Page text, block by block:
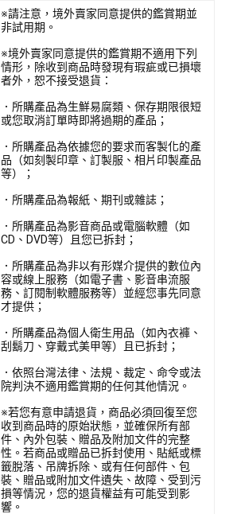
※請注意，境外賣家同意提供的鑑賞期並
非試用期。
※境外賣家同意提供的鑑賞期不適用下列
情形，除收到商品時發現有瑕疵或已損壞
者外，恕不接受退貨：
．所購產品為生鮮易腐類、保存期限很短
或您取消訂單時即將過期的產品；
．所購產品為依據您的要求而客製化的產
品（如刻製印章、訂製服、相片印製產品
等）；
．所購產品為報紙、期刊或雜誌；
．所購產品為影音商品或電腦軟體（如
CD、DVD等）且您已拆封；
．所購產品為非以有形媒介提供的數位內
容或線上服務（如電子書、影音串流服
務、訂閱制軟體服務等）並經您事先同意
才提供；
．所購產品為個人衛生用品（如內衣褲、
刮鬍刀、穿戴式美甲等）且已拆封；
．依照台灣法律、法規、裁定、命令或法
院判決不適用鑑賞期的任何其他情況。
※若您有意申請退貨，商品必須回復至您
收到商品時的原始狀態，並確保所有部
件、內外包裝、贈品及附加文件的完整
性。若商品或贈品已拆封使用、貼紙或標
籤脫落、吊牌拆除、或有任何部件、包
裝、贈品或附加文件遺失、故障、受到污
損等情況，您的退貨權益有可能受到影
響。